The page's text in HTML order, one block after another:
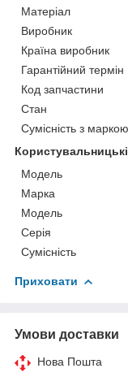
Матеріал
Виробник
Країна виробник
Гарантійний термін
Код запчастини
Стан
Сумісність з маркою
Мoдель
Марка
Модель
Серія
Сумісність
Приховати
Умови доставки
Нова Пошта